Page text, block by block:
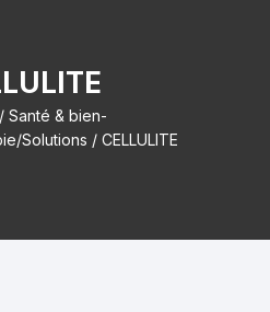
/Santé & bien-
Solutions / CELLULITE